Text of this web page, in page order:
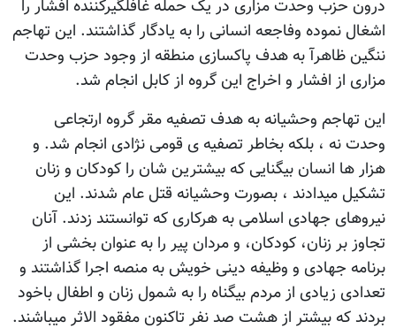
درون حزب وحدت مزاری در یک حمله غافلگیرکننده افشار را
اشغال نموده وفاجعه انسانی را به یادگار گذاشتند. این تهاجم
ننگین ظاهرآ به هدف پاکسازی منطقه از وجود حزب وحدت
مزاری از افشار و اخراج این گروه از کابل انجام شد.
این تهاجم وحشیانه به هدف تصفیه مقر گروه ارتجاعی
وحدت نه ، بلکه بخاطر تصفیه ی قومی نژادی انجام شد. و
هزار ها انسان بیگنایی که بیشترین شان را کودکان و زنان
تشکیل میدادند ، بصورت وحشیانه قتل عام شدند. این
نیروهای جهادی اسلامی به هرکاری که توانستند زدند. آنان
تجاوز بر زنان، کودکان، و مردان پیر را به عنوان بخشی از
برنامه جهادی و وظیفه دینی خویش به منصه اجرا گذاشتند و
تعدادی زیادی از مردم بیگناه را به شمول زنان و اطفال باخود
بردند که بیشتر از هشت صد نفر تاکنون مفقود الاثر میباشند.